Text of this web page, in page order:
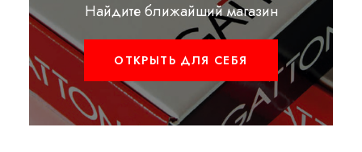
Найдите ближайший магазин
ОТКРЫТЬ ДЛЯ СЕБЯ